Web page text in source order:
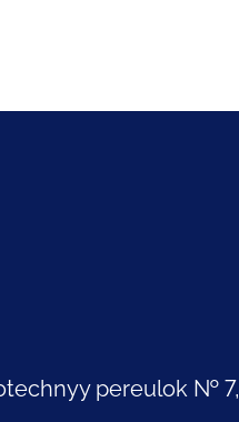
pereulok № 7,